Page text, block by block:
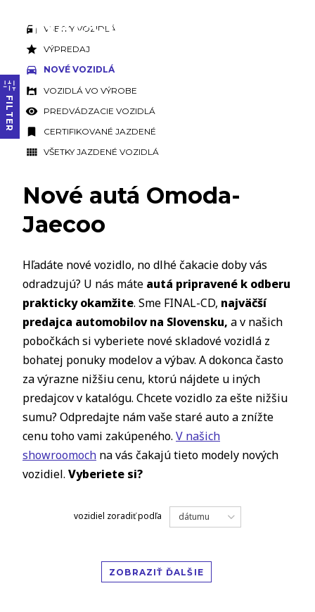
FILTER
VŠETKY VOZIDLÁ
VÝPREDAJ
NOVÉ VOZIDLÁ
VOZIDLÁ VO VÝROBE
PREDVÁDZACIE VOZIDLÁ
CERTIFIKOVANÉ JAZDENÉ
VŠETKY JAZDENÉ VOZIDLÁ
Nové autá Omoda-
Jaecoo
Hľadáte nové vozidlo, no dlhé čakacie doby vás
odradzujú? U nás máte autá pripravené k odberu
prakticky okamžite. Sme FINAL-CD, najväčší
predajca automobilov na Slovensku, a v našich
pobočkách si vyberiete nové skladové vozidlá z
bohatej ponuky modelov a výbav. A dokonca často
za výrazne nižšiu cenu, ktorú nájdete u iných
predajcov v katalógu. Chcete vozidlo za ešte nižšiu
sumu? Odpredajte nám vaše staré auto a znížte
cenu toho vami zakúpeného. V našich
showroomoch na vás čakajú tieto modely nových
vozidiel. Vyberiete si?
vozidiel zoradiť podľa dátumu
ZOBRAZIŤ ĎALŠIE